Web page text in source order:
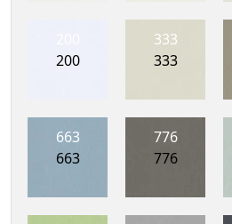
200
333
333
663
663
776
776